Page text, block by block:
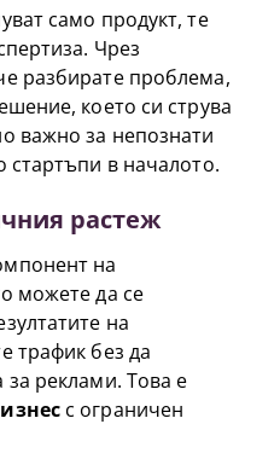
само продукт, те
Чрез
разбирате проблема,
което си струва
важно за непознати
стартъпи в началото.
растеж
на
можете да се
на
трафик без да
за реклами. Това е
с ограничен